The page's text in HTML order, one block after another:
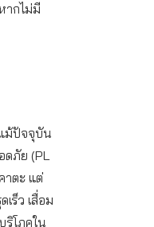
ากไม่มี
ม้ปัจจุบัน
ดภัย (PL
าตะ แต่
ร็ว เสื่อม
โภคใน